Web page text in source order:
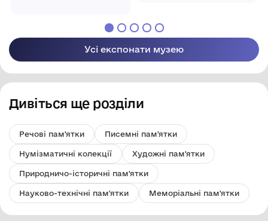
Усі експонати музею
Дивіться ще розділи
Речові пам'ятки Писемні пам'ятки
Нумізматичні колекції Художні пам'ятки
Природничо-історичні пам'ятки
Науково-технічні пам'ятки Меморіальні пам'ятки